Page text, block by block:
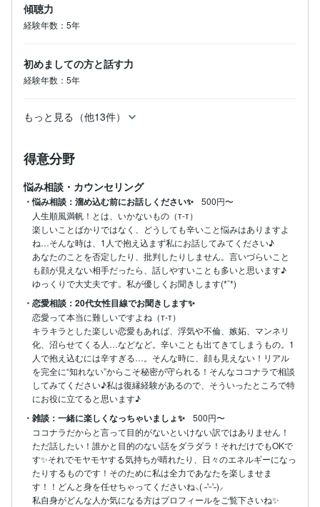
傾聴力
経験年数：5年
初めましての方と話す力
経験年数：5年
もっと見る（他13件）
得意分野
悩み相談・カウンセリング
・悩み相談：溜め込む前にお話しください‪✨
500円〜
人生順風満帆！とは、いかないもの（т-т）
楽しいことばかりではなく、どうしても辛いこと悩みはありますよ
ね…そんな時は、1人で抱え込まず私にお話してみてください♪
あなたのことを否定したり、批判したりしません。言いづらいこと
も顔が見えない相手だったら、話しやすいことも多いと思います♪
ゆっくりで大丈夫です。私が優しくお聞きします(*¨*)
・恋愛相談：20代女性目線でお聞きします✨
恋愛って本当に難しいですよね（т-т）
キラキラとした楽しい恋愛もあれば、浮気や不倫、嫉妬、マンネリ
化、沼らせてくる人…などなど。辛いことも出てきてしまうもの。1
人で抱え込むには辛すぎる…。そんな時に、顔も見えない！リアル
を完全に“知れない”からこそ秘密が守られる！そんなココナラで相談
してみてください♪私は復縁経験があるので、そういったところで特
にお役に立てると思います♪
・雑談：一緒に楽しくなっちゃいましょ✨
500円〜
ココナラだからと言って目的がないといけない訳ではありません！
ただ話したい！誰かと目的のない話をダラダラ！それだけでもOKで
す✨それでモヤモヤする気持ちが晴れたり、日々のエネルギーになっ
たりするものです！そのために私は全力であなたを楽しませま
す！！どんと身を任せちゃってくださいね‪⸜( ˶'ᵕ'˶)⸝
私自身がどんな人か気になる方はプロフィールをご覧下さいね✨